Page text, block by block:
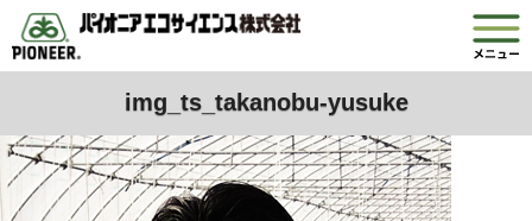
img_ts_takanobu-yusuke